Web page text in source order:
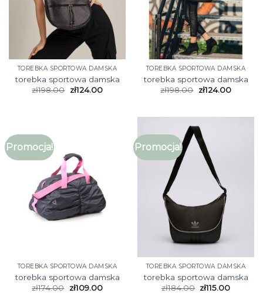
TOREBKA SPORTOWA DAMSKA
torebka sportowa damska
zł198.00 zł124.00
TOREBKA SPORTOWA DAMSKA
torebka sportowa damska
zł198.00 zł124.00
Promocja!
TOREBKA SPORTOWA DAMSKA
torebka sportowa damska
zł174.00 zł109.00
Promocja!
TOREBKA SPORTOWA DAMSKA
torebka sportowa damska
zł184.00 zł115.00